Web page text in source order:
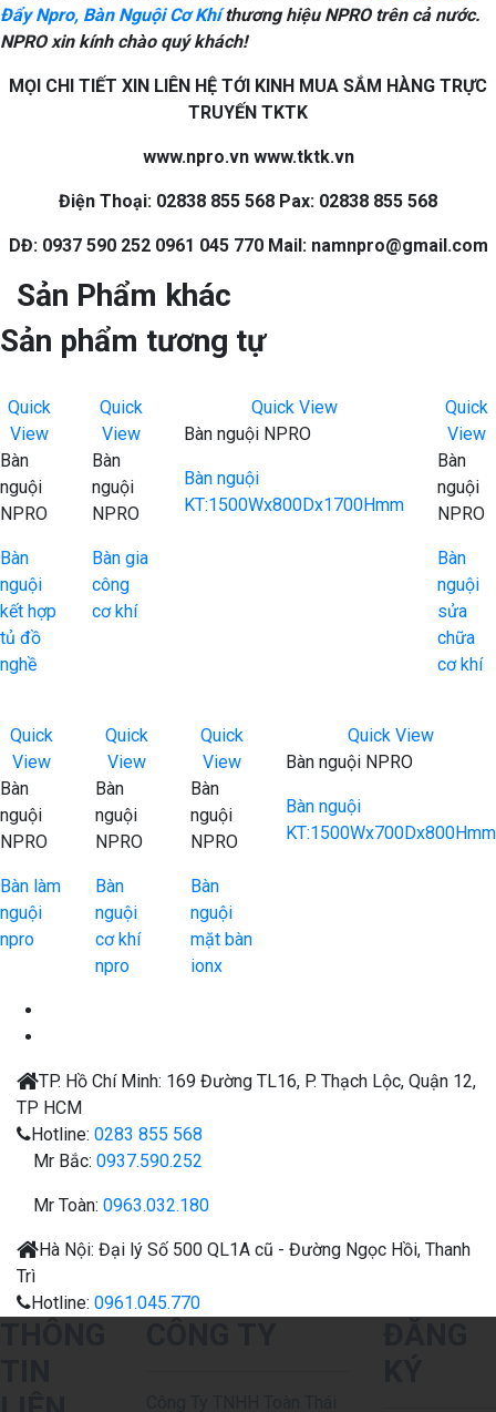
Đẩy Npro, Bàn Nguội Cơ Khíthương hiệu NPRO trên cả nước.
NPRO xin kính chào quý khách!
MỌI CHI TIẾT XIN LIÊN HỆ TỚI KINH MUA SẮM HÀNG TRỰC
TRUYẾN TKTK
www.npro.vn www.tktk.vn
Điện Thoại: 02838 855 568 Pax: 02838 855 568
DĐ: 0937 590 252 0961 045 770 Mail: namnpro@gmail.com
Sản Phẩm khác
Sản phẩm tương tự
Quick
View
Bàn
nguội
NPRO
Bàn
nguội
kết hợp
tủ đồ
nghề
Quick
View
Bàn
nguội
NPRO
Bàn gia
công
cơ khí
Quick View
Bàn nguội NPRO
Bàn nguội
KT:1500Wx800Dx1700Hmm
Quick
View
Bàn
nguội
NPRO
Bàn
nguội
sửa
chữa
cơ khí
Quick
View
Bàn
nguội
NPRO
Bàn làm
nguội
npro
Quick
View
Bàn
nguội
NPRO
Bàn
nguội
cơ khí
npro
Quick
View
Bàn
nguội
NPRO
Bàn
nguội
mặt bàn
ionx
Quick View
Bàn nguội NPRO
Bàn nguội
KT:1500Wx700Dx800Hmm
TP. Hồ Chí Minh: 169 Đường TL16, P. Thạch Lộc, Quận 12,
TP HCM
Hotline: 0283 855 568
Mr Bắc: 0937.590.252
Mr Toàn: 0963.032.180
Hà Nội: Đại lý Số 500 QL1A cũ - Đường Ngọc Hồi, Thanh
Trì
Hotline: 0961.045.770